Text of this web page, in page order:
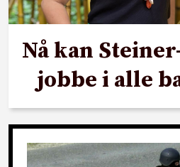
Nå kan
jobbe i alle